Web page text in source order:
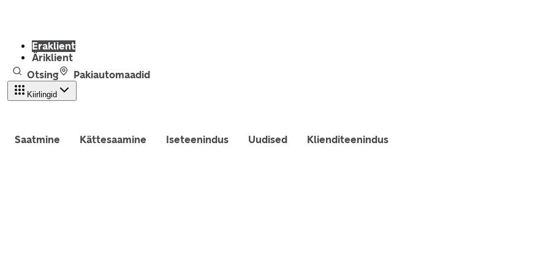
Eraklient
Äriklient
Otsing
Pakiautomaadid
Kiirlingid
Saatmine Kättesaamine Iseteenindus Uudised Klienditeenindus